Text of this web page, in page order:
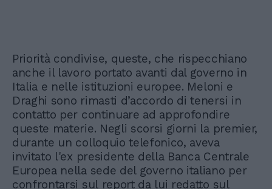
Priorità condivise, queste, che rispecchiano
anche il lavoro portato avanti dal governo in
Italia e nelle istituzioni europee. Meloni e
Draghi sono rimasti d’accordo di tenersi in
contatto per continuare ad approfondire
queste materie. Negli scorsi giorni la premier,
durante un colloquio telefonico, aveva
invitato l'ex presidente della Banca Centrale
Europea nella sede del governo italiano per
confrontarsi sul report da lui redatto sul